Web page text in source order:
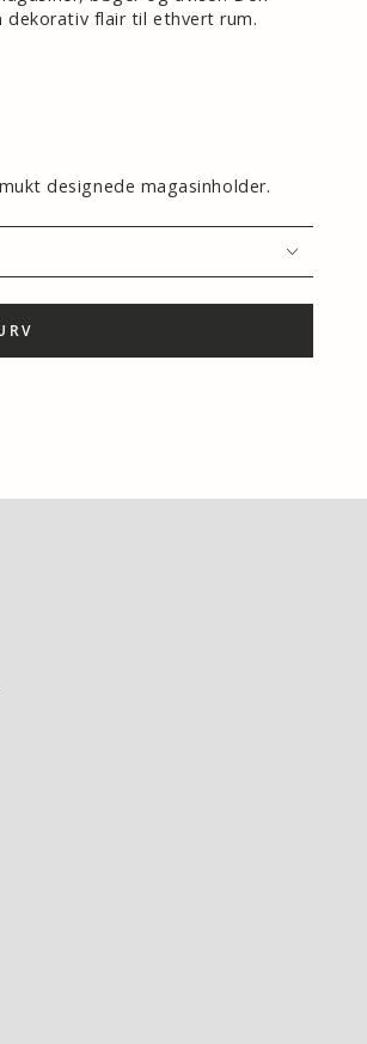
dekorativ flair til ethvert rum.
designede magasinholder.